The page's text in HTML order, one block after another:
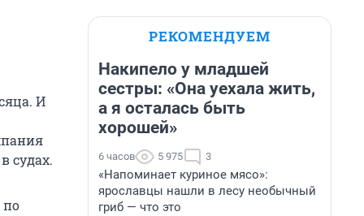
И
судах.
по
РЕКОМЕНДУЕМ
Накипело у младшей
сестры: «Она уехала жить,
а я осталась быть
хорошей»
6 часов 5 975 3
«Напоминает куриное мясо»:
ярославцы нашли в лесу необычный
гриб — что это